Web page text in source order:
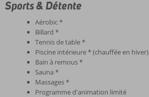
Sports & Détente
Aérobic *
Billard *
Tennis de table *
Piscine intérieure * (chauffée en hiver)
Bain à remous *
Sauna *
Massages *
Programme d'animation limité